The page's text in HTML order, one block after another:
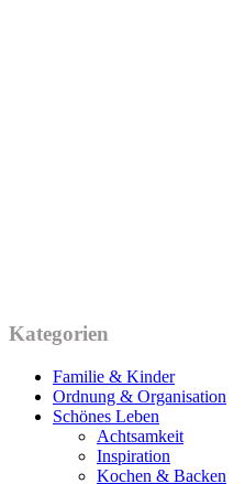
Kategorien
Familie & Kinder
Ordnung & Organisation
Schönes Leben
Achtsamkeit
Inspiration
Kochen & Backen